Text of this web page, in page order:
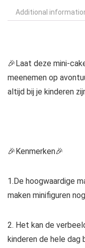
Additional
🎉Laat deze mini-
meenemen op
altijd bij je kinderen
🎉Kenmerken🎉
1.De hoogwaardige
maken minifiguren
2. Het kan de
kinderen de hele dag